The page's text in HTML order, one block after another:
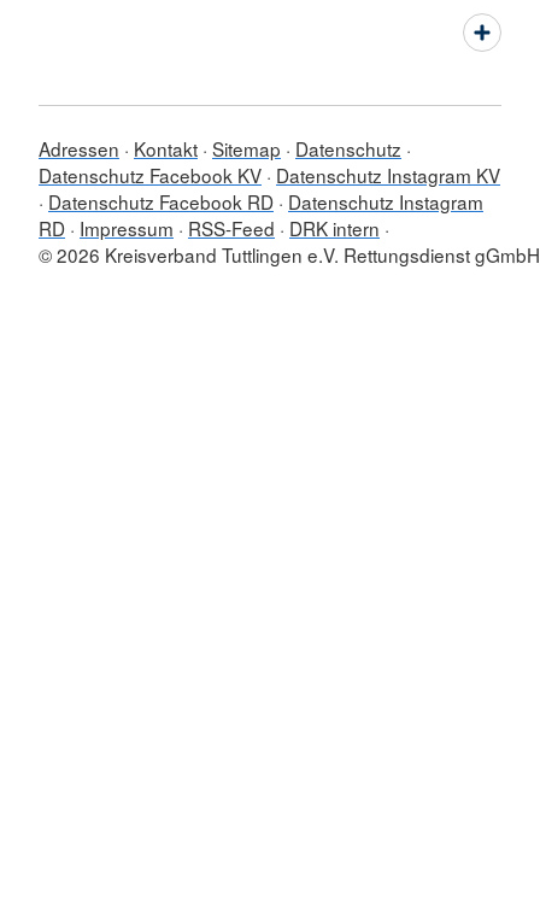
Adressen Kontakt Sitemap
Datenschutz
Datenschutz Facebook KV Datenschutz Instagram KV
Datenschutz Facebook RD Datenschutz Instagram
RD Impressum RSS-Feed
DRK intern
© 2026 Kreisverband Tuttlingen e.V. Rettungsdienst gGmbH